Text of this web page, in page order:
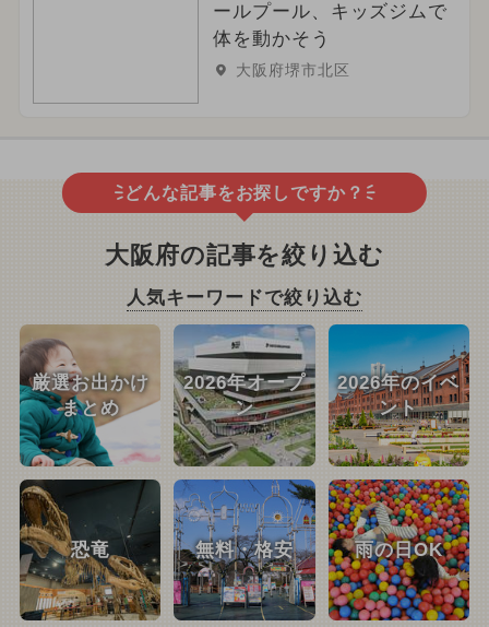
ールプール、キッズジムで
体を動かそう
大阪府堺市北区
どんな記事をお探しですか？
大阪府の記事を絞り込む
人気キーワードで絞り込む
厳選お出かけ
まとめ
2026年オープ
ン
2026年のイベ
ント
恐竜 無料・格安 雨の日OK